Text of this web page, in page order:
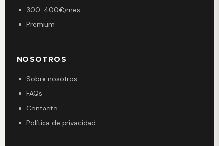
300-400€/mes
Premium
NOSOTROS
Sobre nosotros
FAQs
Contacto
Política de privacidad